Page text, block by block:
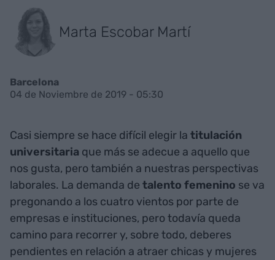
Marta Escobar Martí
Barcelona
04 de Noviembre de 2019 - 05:30
Casi siempre se hace difícil elegir la titulación
universitaria que más se adecue a aquello que
nos gusta, pero también a nuestras perspectivas
laborales. La demanda de talento femenino se va
pregonando a los cuatro vientos por parte de
empresas e instituciones, pero todavía queda
camino para recorrer y, sobre todo, deberes
pendientes en relación a atraer chicas y mujeres